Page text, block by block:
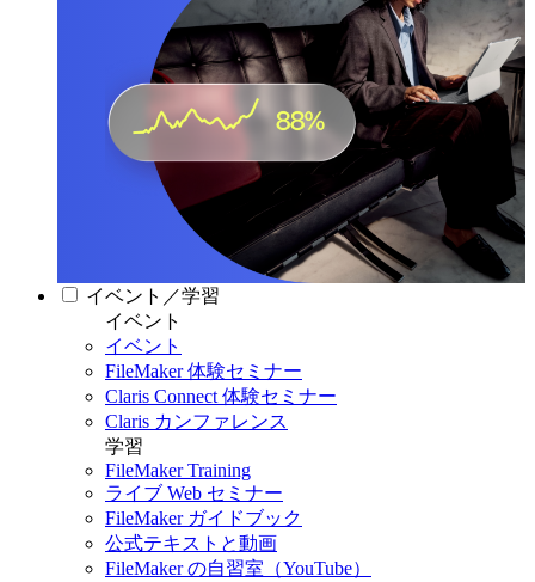
イベント／学習
イベント
イベント
FileMaker 体験セミナー
Claris Connect 体験セミナー
Claris カンファレンス
学習
FileMaker Training
ライブ Web セミナー
FileMaker ガイドブック
公式テキストと動画
FileMaker の自習室（YouTube）